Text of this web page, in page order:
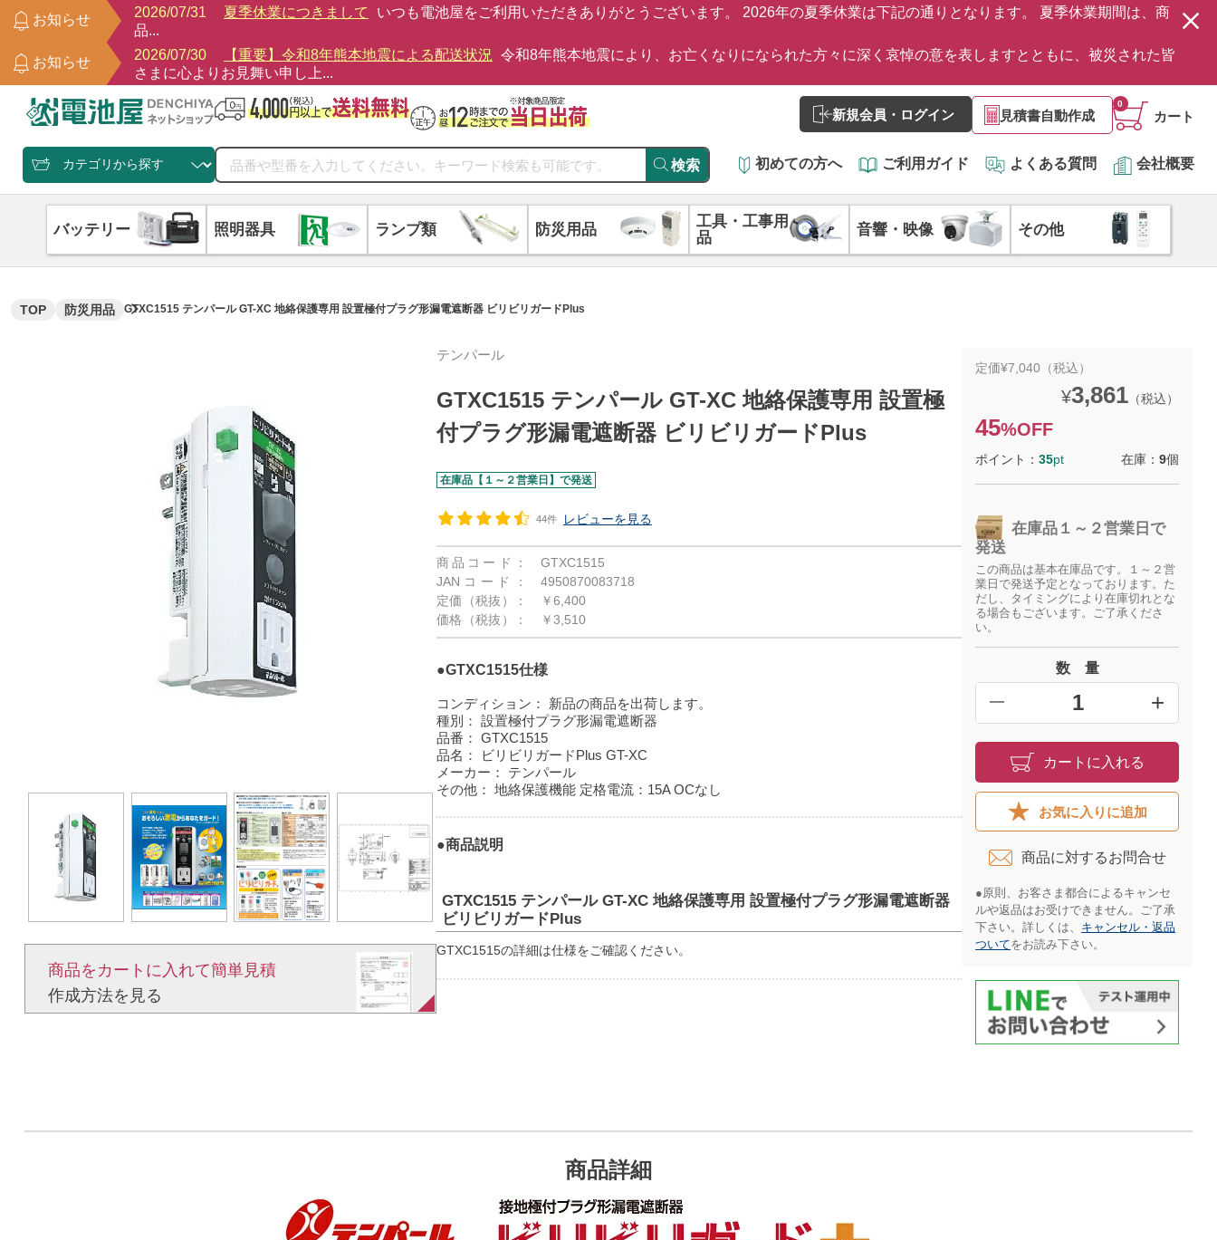
お知らせ
2026/07/31 夏季休業につきまして
いつも電池屋をご利用いただきありがとうございます。 2026年の夏季休業は下記の通りとなります。 夏季休業期間は、商
品...
お知らせ
2026/07/30 【重要】令和8年熊本地震による配送状況 令和8年熊本地震により、お亡くなりになられた方々に深く哀悼の意を表しますとともに、被災された皆
さまに心よりお見舞い申し上...
新規会員・ログイン 見積書自動作成 カート
0
検索 初めての方へ ご利用ガイド よくある質問 会社概要
バッテリー 照明器具 ランプ類 防災用品
工具・工事用
品
音響・映像 その他
TOP 防災用品 GTXC1515 テンパール GT-XC 地絡保護専用 設置極付プラグ形漏電遮断器 ビリビリガードPlus
商品をカートに入れて簡単見積​
作成方法を見る​​
テンパール
GTXC1515 テンパール GT-XC 地絡保護専用 設置極
付プラグ形漏電遮断器 ビリビリガードPlus
在庫品【１～２営業日】で発送
44件 レビューを見る
商品コード：
GTXC1515
JANコード：
4950870083718
定価（税抜）：
￥6,400
価格（税抜）：
￥3,510
●GTXC1515仕様
コンディション：
新品の商品を出荷します。
種別： 設置極付プラグ形漏電遮断器
品番： GTXC1515
品名：
ビリビリガードPlus GT-XC
メーカー：
テンパール
その他： 地絡保護機能 定格電流：15A OCなし
●商品説明
GTXC1515 テンパール GT-XC 地絡保護専用 設置極付プラグ形漏電遮断器
ビリビリガードPlus
GTXC1515の詳細は仕様をご確認ください。
定価¥7,040（税込）
¥3,861 （税込）
45%OFF
ポイント：35pt 在庫：9個
在庫品１～２営業日で
発送
この商品は基本在庫品です。１～２営
業日で発送予定となっております。た
だし、タイミングにより在庫切れとな
る場合もございます。ご了承くださ
い。
数 量
━ +
カートに入れる
お気に入りに追加
商品に対するお問合せ​
●原則、お客さま都合によるキャンセ
ルや返品はお受けできません。ご了承
下さい。詳しくは、 キャンセル・返品
ついてをお読み下さい。​
商品詳細